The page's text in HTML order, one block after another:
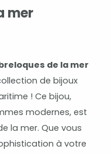
mer
de la mer
de bijoux
! Ce bijou,
modernes, est
la mer. Que vous
à votre